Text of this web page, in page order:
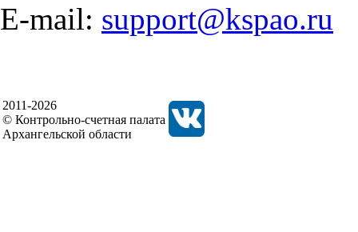
E-mail: support@kspao.ru
2011-2026
© Контрольно-счетная палата
Архангельской области